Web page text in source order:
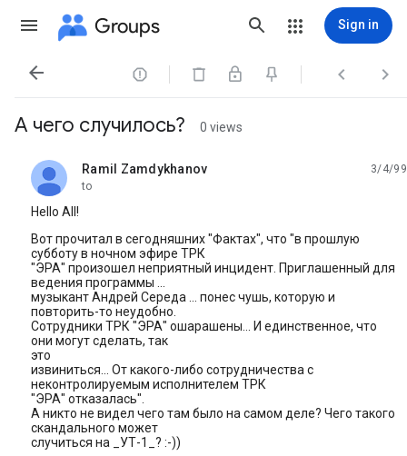
Groups Sign in
   
А чего случилось? 0 views
Ramil Zamdykhanov
unread,
3/4/99
to
Hello All!
Вот прочитал в сегодняшних "Фактах", что "в прошлую
субботу в ночном эфире ТРК
"ЭРА" произошел неприятный инцидент. Приглашенный для
ведения программы ...
музыкант Андрей Середа ... понес чушь, которую и
повторить-то неудобно.
Сотрудники ТРК "ЭРА" ошарашены... И единственное, что
они могут сделать, так
это
извиниться... От какого-либо сотрудничества с
неконтролируемым исполнителем ТРК
"ЭРА" отказалась".
А никто не видел чего там было на самом деле? Чего такого
скандального может
случиться на _УТ-1_? :-))